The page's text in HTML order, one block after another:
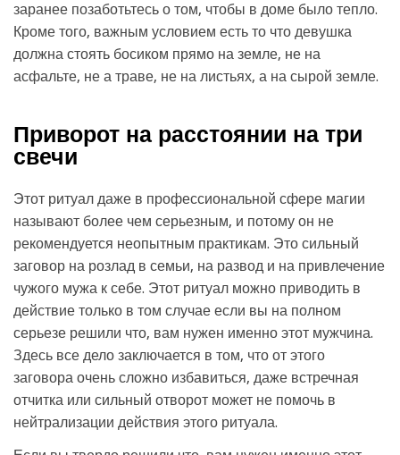
заранее позаботьтесь о том, чтобы в доме было тепло.
Кроме того, важным условием есть то что девушка
должна стоять босиком прямо на земле, не на
асфальте, не а траве, не на листьях, а на сырой земле.
Приворот на расстоянии на три
свечи
Этот ритуал даже в профессиональной сфере магии
называют более чем серьезным, и потому он не
рекомендуется неопытным практикам. Это сильный
заговор на розлад в семьи, на развод и на привлечение
чужого мужа к себе. Этот ритуал можно приводить в
действие только в том случае если вы на полном
серьезе решили что, вам нужен именно этот мужчина.
Здесь все дело заключается в том, что от этого
заговора очень сложно избавиться, даже встречная
отчитка или сильный отворот может не помочь в
нейтрализации действия этого ритуала.